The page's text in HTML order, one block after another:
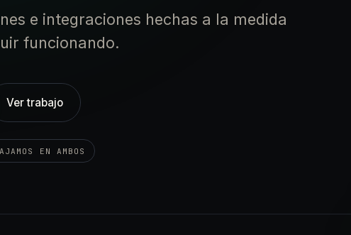
e integraciones hechas a la medida
funcionando.
Ver trabajo
EN AMBOS